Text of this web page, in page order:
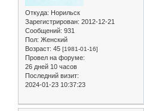
Откуда: Норильск
Зарегистрирован: 2012-12-21
Сообщений: 931
Пол: Женский
Возраст: 45 [1981-01-16]
Провел на форуме:
26 дней 10 часов
Последний визит:
2024-01-23 10:37:23